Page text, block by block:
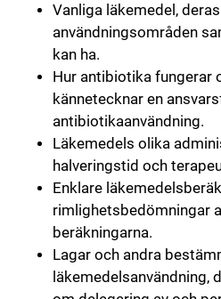
Vanliga läkemedel,
användningsområden
kan ha.
Hur antibiotika fungerar
kännetecknar en
antibiotikaanvändning.
Läkemedels olika
halveringstid och
Enklare
rimlighetsbedömningar
beräkningarna.
Lagar och andra
läkemedelsanvändning,